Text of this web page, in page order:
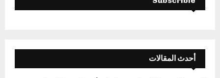
أحدث المقالات